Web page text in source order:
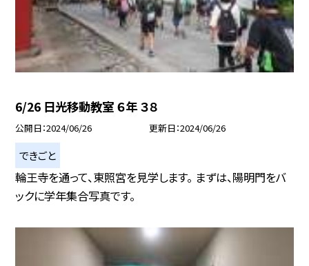
6/26 日光移動教室 ６年 ３８
公開日 2024/06/26 更新日 2024/06/26
できごと
輪王寺を通って、東照宮を見学します。 まずは、陽明門をバ
ックに学年集合写真です。